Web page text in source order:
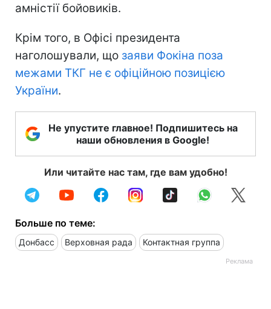
амністії бойовиків.
Крім того, в Офісі президента
наголошували, що заяви Фокіна поза
межами ТКГ не є офіційною позицією
України.
Не упустите главное! Подпишитесь на
наши обновления в Google!
Или читайте нас там, где вам удобно!
Больше по теме:
Донбасс Верховная рада Контактная группа